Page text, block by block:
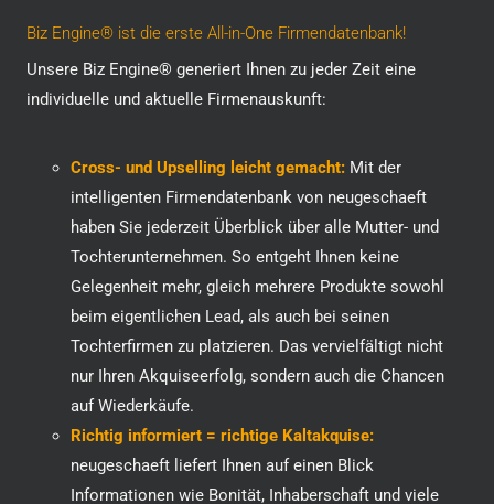
Biz Engine® ist die erste All-in-One Firmendatenbank!
Unsere Biz Engine® generiert Ihnen zu jeder Zeit eine
individuelle und aktuelle Firmenauskunft:
Cross- und Upselling leicht gemacht:Mit der
intelligenten Firmendatenbank von neugeschaeft
haben Sie jederzeit Überblick über alle Mutter- und
Tochterunternehmen. So entgeht Ihnen keine
Gelegenheit mehr, gleich mehrere Produkte sowohl
beim eigentlichen Lead, als auch bei seinen
Tochterfirmen zu platzieren. Das vervielfältigt nicht
nur Ihren Akquiseerfolg, sondern auch die Chancen
auf Wiederkäufe.
Richtig informiert = richtige Kaltakquise:
neugeschaeft liefert Ihnen auf einen Blick
Informationen wie Bonität, Inhaberschaft und viele